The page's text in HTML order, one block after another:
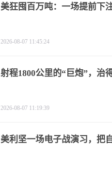
美狂囤百万吨：一场提前下
2026-08-07 11:45:24
射程1800公里的“巨炮”，治
2026-08-07 11:19:39
美利坚一场电子战演习，把